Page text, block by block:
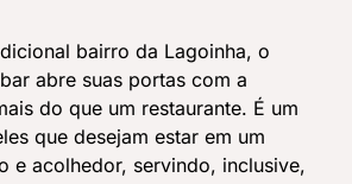
bairro da Lagoinha, o
abre suas portas com a
do que um restaurante. É um
que desejam estar em um
e acolhedor, servindo, inclusive,